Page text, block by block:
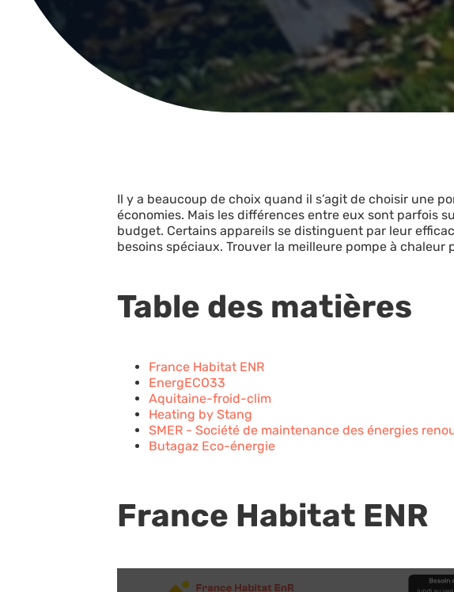
Il y a beaucoup de choix quand il s’agit de choisir une
économies. Mais les différences entre eux sont parfois
budget. Certains appareils se distinguent par leur
besoins spéciaux. Trouver la meilleure pompe à
Table des matières
France Habitat ENR
EnergECO33
Aquitaine-froid-clim
Heating by Stang
SMER - Société de maintenance des énergies
Butagaz Eco-énergie
France Habitat ENR